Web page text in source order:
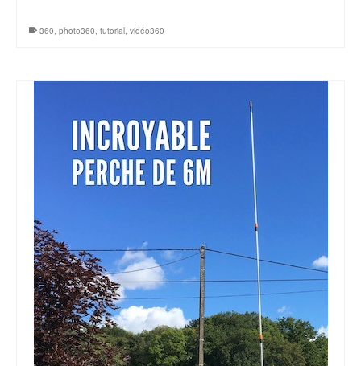
360, photo360, tutorial, vidéo360